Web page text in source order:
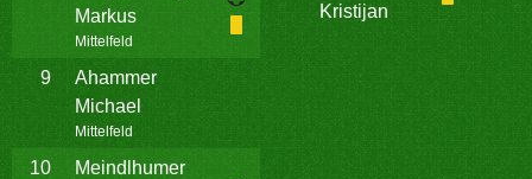
Markus
Mittelfeld
9
Ahammer
Michael
Mittelfeld
10
Meindlhumer
Kristijan